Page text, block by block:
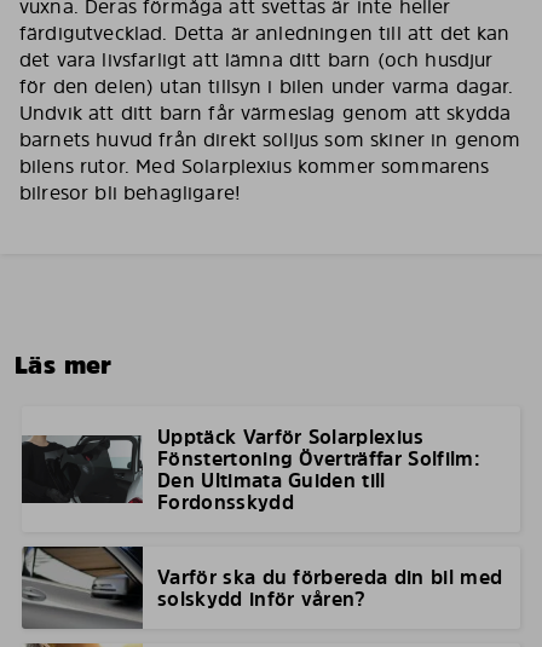
vuxna. Deras förmåga att svettas är inte heller
färdigutvecklad. Detta är anledningen till att det kan
det vara livsfarligt att lämna ditt barn (och husdjur
för den delen) utan tillsyn i bilen under varma dagar.
Undvik att ditt barn får värmeslag genom att skydda
barnets huvud från direkt solljus som skiner in genom
bilens rutor. Med Solarplexius kommer sommarens
bilresor bli behagligare!
Läs mer
Upptäck Varför Solarplexius
Fönstertoning Överträffar Solfilm:
Den Ultimata Guiden till
Fordonsskydd
Varför ska du förbereda din bil med
solskydd inför våren?